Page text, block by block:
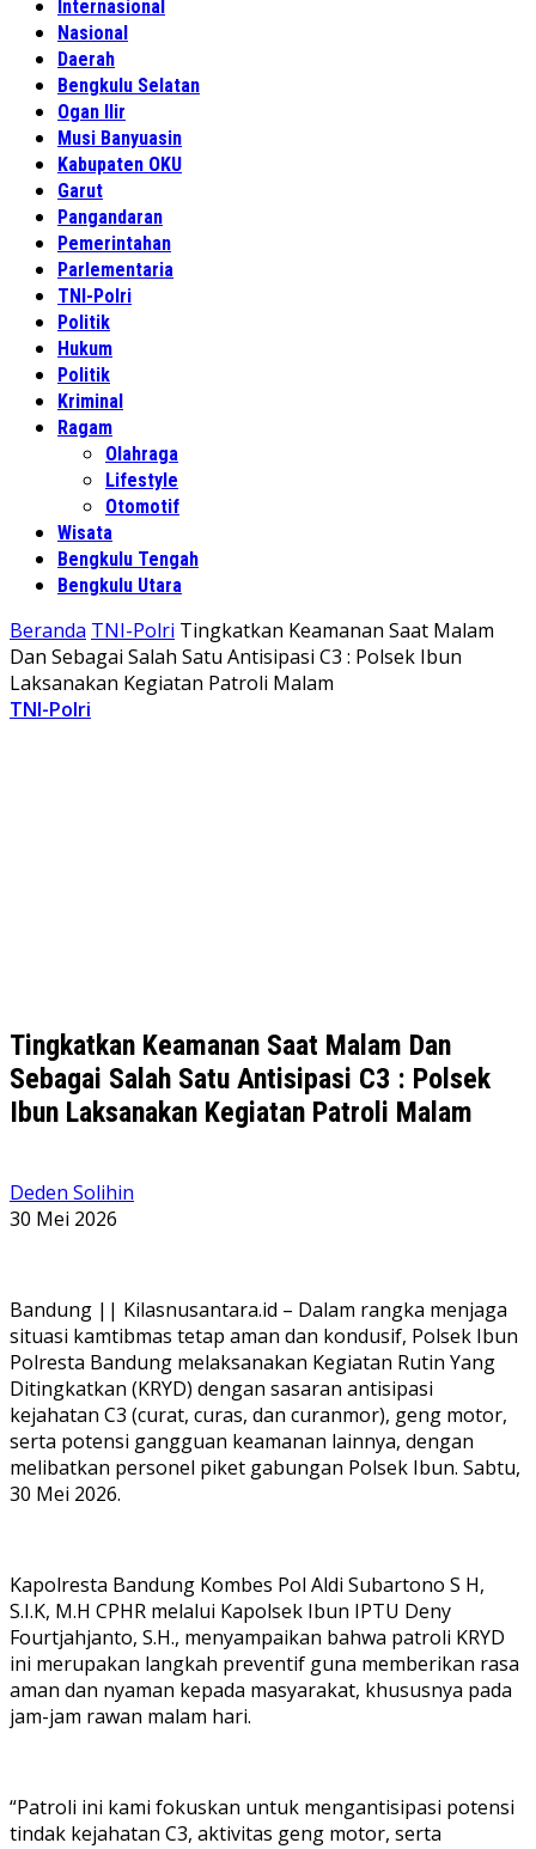
Internasional
Nasional
Daerah
Bengkulu Selatan
Ogan Ilir
Musi Banyuasin
Kabupaten OKU
Garut
Pangandaran
Pemerintahan
Parlementaria
TNI-Polri
Politik
Hukum
Politik
Kriminal
Ragam
Olahraga
Lifestyle
Otomotif
Wisata
Bengkulu Tengah
Bengkulu Utara
Beranda TNI-Polri Tingkatkan Keamanan Saat Malam
Dan Sebagai Salah Satu Antisipasi C3 : Polsek Ibun
Laksanakan Kegiatan Patroli Malam
TNI-Polri
Tingkatkan Keamanan Saat Malam Dan
Sebagai Salah Satu Antisipasi C3 : Polsek
Ibun Laksanakan Kegiatan Patroli Malam
Deden Solihin
30 Mei 2026
Bandung || Kilasnusantara.id – Dalam rangka menjaga
situasi kamtibmas tetap aman dan kondusif, Polsek Ibun
Polresta Bandung melaksanakan Kegiatan Rutin Yang
Ditingkatkan (KRYD) dengan sasaran antisipasi
kejahatan C3 (curat, curas, dan curanmor), geng motor,
serta potensi gangguan keamanan lainnya, dengan
melibatkan personel piket gabungan Polsek Ibun. Sabtu,
30 Mei 2026.
Kapolresta Bandung Kombes Pol Aldi Subartono S H,
S.I.K, M.H CPHR melalui Kapolsek Ibun IPTU Deny
Fourtjahjanto, S.H., menyampaikan bahwa patroli KRYD
ini merupakan langkah preventif guna memberikan rasa
aman dan nyaman kepada masyarakat, khususnya pada
jam-jam rawan malam hari.
“Patroli ini kami fokuskan untuk mengantisipasi potensi
tindak kejahatan C3, aktivitas geng motor, serta